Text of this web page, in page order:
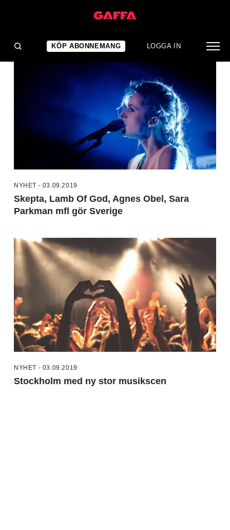
KÖP ABONNEMANG LOGGA IN
NYHET - 03.09.2019
Skepta, Lamb Of God, Agnes Obel, Sara
Parkman mfl gör Sverige
NYHET - 03.09.2019
Stockholm med ny stor musikscen